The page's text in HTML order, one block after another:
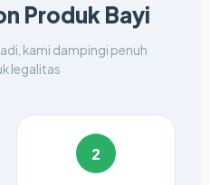
Produk Bayi
kami dampingi penuh
legalitas
2